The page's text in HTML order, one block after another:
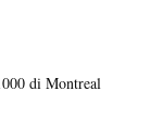
di Montreal